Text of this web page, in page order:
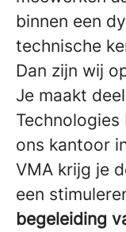
binnen een
technische
Dan zijn wij
Je maakt
ons kantoor
VMA krijg je
een
begeleiding